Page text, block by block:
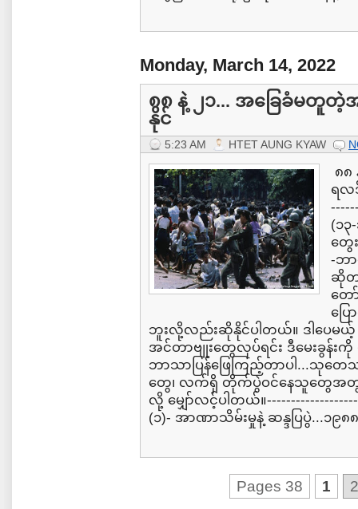
Monday, March 14, 2022
၈၈ နဲ့ ၂၁... အခြေခံမ
နိုင်
5:23 AM HTET AUNG KYAW
၈
ရလ
(၁၃
တွေ
-ဘ
ဆိုတ
တော်
ပြေ
ဘူးလို့လည်းဆိုနိုင်ပါတယ်။ ဒါပေမယ့်
အင်တာဗျုးတွေလုပ်ရင်း ဒီမေးခွန်း
ဘာသာပြန်ဖြေကြည့်တာပါ...သုတ
တွေ၊ လက်ရှိ တိုက်ပွဲဝင်နေသူတွေ
လို့ မျှော်လင့်ပါတယ်။
(၁)- အာဏာသိမ်းမှုနဲ့ ဆန္ဒပြပွဲ...၁၉
Pages 38 1 2